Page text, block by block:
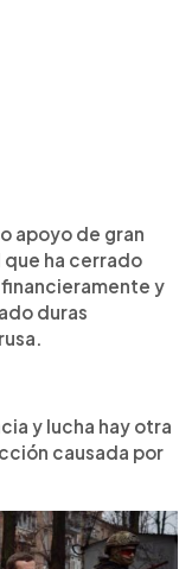
apoyo de gran
ha cerrado
y
duras
y lucha hay otra
causada por